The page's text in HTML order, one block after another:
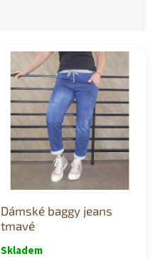
Dámské baggy jeans
tmavé
Skladem